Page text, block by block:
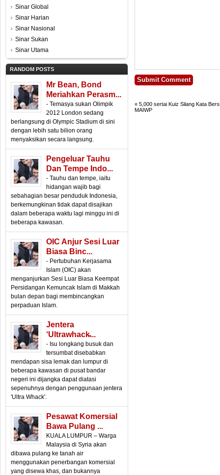
Sinar Global
Sinar Harian
Sinar Nasional
Sinar Sukan
Sinar Utama
RANDOM POSTS
Mr Bean, Bond
Meriahkan Perasm...
- Temasya sukan Olimpik
2012 London sedang
berlangsung di Olympic Stadium di sini
dengan lebih satu bilion orang
menyaksikan secara langsung.
Pengeluar Tauhu
Dan Tempe Indo...
- Tauhu dan tempe, iaitu
hidangan wajib bagi
sebahagian besar penduduk Indonesia,
berkemungkinan tidak dapat disajikan
dalam beberapa waktu lagi minggu ini di
beberapa kawasan.
OIC Anjur Sesi Luar
Biasa Binc...
- Pertubuhan Kerjasama
Islam (OIC) akan
menganjurkan Sesi Luar Biasa Keempat
Persidangan Kemuncak Islam di Makkah
bulan depan bagi membincangkan
perpaduan Islam.
Jentera
‘Ultrawhack̵...
- Isu longkang busuk dan
tersumbat disebabkan
mendapan sisa lemak dan lumpur di
beberapa kawasan di pusat bandar
negeri ini dijangka dapat diatasi
sepenuhnya dengan penggunaan jentera
'Ultra Whack'.
Pesawat Komersial
Bawa Pulang ...
KUALA LUMPUR – Warga
Malaysia di Syria akan
dibawa pulang ke tanah air
menggunakan penerbangan komersial
yang disewa khas, dan bukannya
« 5,000 sertai Kuiz Silang Kata
MAIWP